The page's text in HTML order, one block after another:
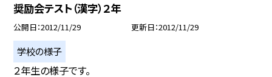
奨励会テスト（漢字）２年
公開日 2012/11/29 更新日 2012/11/29
学校の様子
２年生の様子です。